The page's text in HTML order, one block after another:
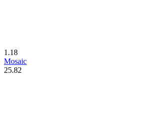
1.18
Mosaic
25.82